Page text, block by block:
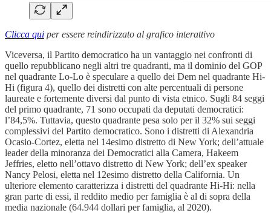
Clicca qui per essere reindirizzato al grafico interattivo
Viceversa, il Partito democratico ha un vantaggio nei confronti di
quello repubblicano negli altri tre quadranti, ma il dominio del GOP
nel quadrante Lo-Lo è speculare a quello dei Dem nel quadrante Hi-
Hi (figura 4), quello dei distretti con alte percentuali di persone
laureate e fortemente diversi dal punto di vista etnico. Sugli 84 seggi
del primo quadrante, 71 sono occupati da deputati democratici:
l’84,5%. Tuttavia, questo quadrante pesa solo per il 32% sui seggi
complessivi del Partito democratico. Sono i distretti di Alexandria
Ocasio-Cortez, eletta nel 14esimo distretto di New York; dell’attuale
leader della minoranza dei Democratici alla Camera, Hakeem
Jeffries, eletto nell’ottavo distretto di New York; dell’ex speaker
Nancy Pelosi, eletta nel 12esimo distretto della California. Un
ulteriore elemento caratterizza i distretti del quadrante Hi-Hi: nella
gran parte di essi, il reddito medio per famiglia è al di sopra della
media nazionale (64.944 dollari per famiglia, al 2020).